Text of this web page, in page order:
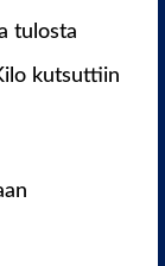
tulosta
kutsuttiin